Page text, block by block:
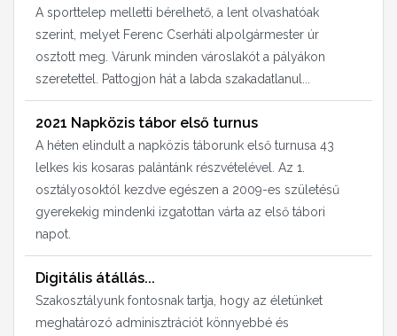
A sporttelep melletti bérelhető, a lent olvashatóak
szerint, melyet Ferenc Cserháti alpolgármester úr
osztott meg. Várunk minden városlakót a pályákon
szeretettel. Pattogjon hát a labda szakadatlanul...
2021 Napközis tábor első turnus
A héten elindult a napközis táborunk első turnusa 43
lelkes kis kosaras palántánk részvételével. Az 1.
osztályosoktól kezdve egészen a 2009-es születésű
gyerekekig mindenki izgatottan várta az első tábori
napot.
Digitális átállás...
Szakosztályunk fontosnak tartja, hogy az életünket
meghatározó adminisztrációt könnyebbé és